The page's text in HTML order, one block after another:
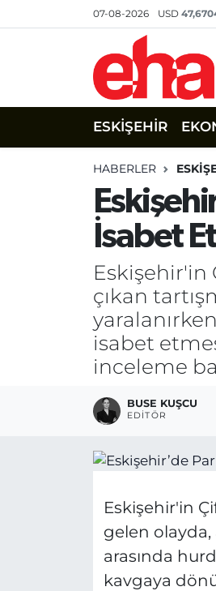
07-08-2026 USD
ESKİŞEHİR
HABERLER
İsabet
Eskişehir'in
çıkan
isabet
inceleme
BUSE KUŞCU
EDITÖR
Eskişehir'in
gelen
arasında
kavgaya